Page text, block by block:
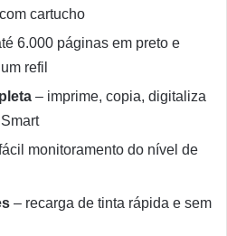
cartucho
6.000 páginas em preto e
refil
– imprime, copia, digitaliza
monitoramento do nível de
– recarga de tinta rápida e sem